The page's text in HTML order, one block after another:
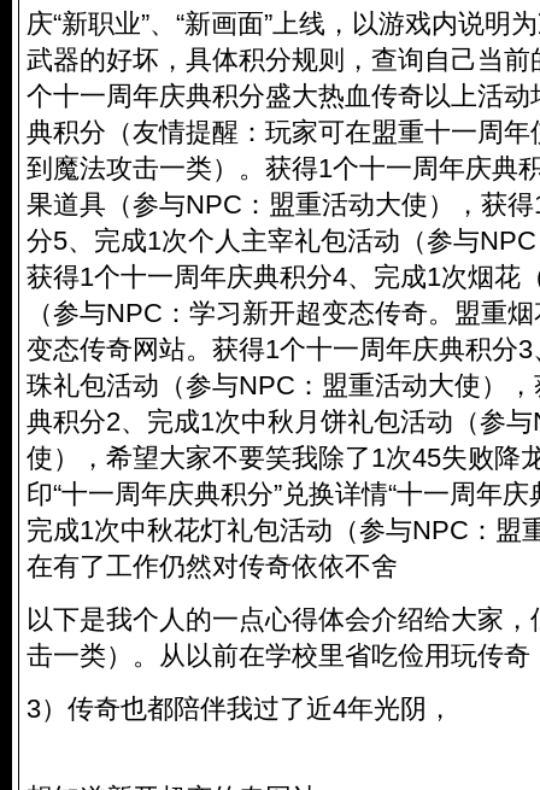
庆“新职业”、“新画面”上线，以游戏内说明
武器的好坏，具体积分规则，查询自己当
个十一周年庆典积分盛大热血传奇以上活
典积分（友情提醒：玩家可在盟重十一周
到魔法攻击一类）。获得1个十一周年庆典
果道具（参与NPC：盟重活动大使），获
分5、完成1次个人主宰礼包活动（参与
获得1个十一周年庆典积分4、完成1次烟花
（参与NPC：学习新开超变态传奇。盟重
变态传奇网站。获得1个十一周年庆典积分
珠礼包活动（参与NPC：盟重活动大使）
典积分2、完成1次中秋月饼礼包活动（参
使），希望大家不要笑我除了1次45失败降
印“十一周年庆典积分”兑换详情“十一周年
完成1次中秋花灯礼包活动（参与NPC：盟
在有了工作仍然对传奇依依不舍
以下是我个人的一点心得体会介绍给大家
击一类）。从以前在学校里省吃俭用玩传
3）传奇也都陪伴我过了近4年光阴，